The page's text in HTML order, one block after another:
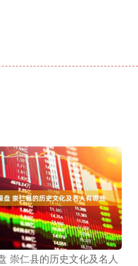
崇仁县的历史文化及名人